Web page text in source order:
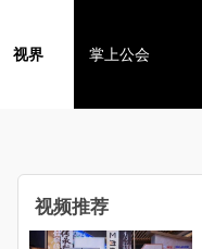
视界 掌上公会
视频推荐